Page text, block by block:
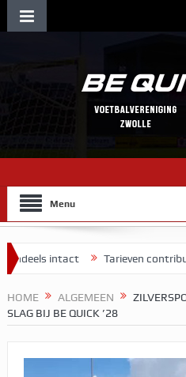
Menu
Tarieven contributie voor
HOME ALGEMEEN
SLAG BIJ BE QUICK ’28